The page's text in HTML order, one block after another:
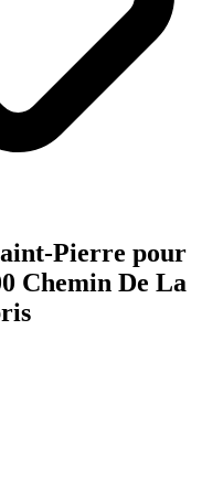
Pierre pour
Chemin De La